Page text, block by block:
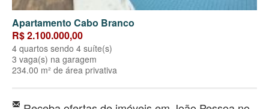
Apartamento Cabo Branco
R$ 2.100.000,00
4 quartos sendo 4 suíte(s)
3 vaga(s) na garagem
234.00 m² de área privativa